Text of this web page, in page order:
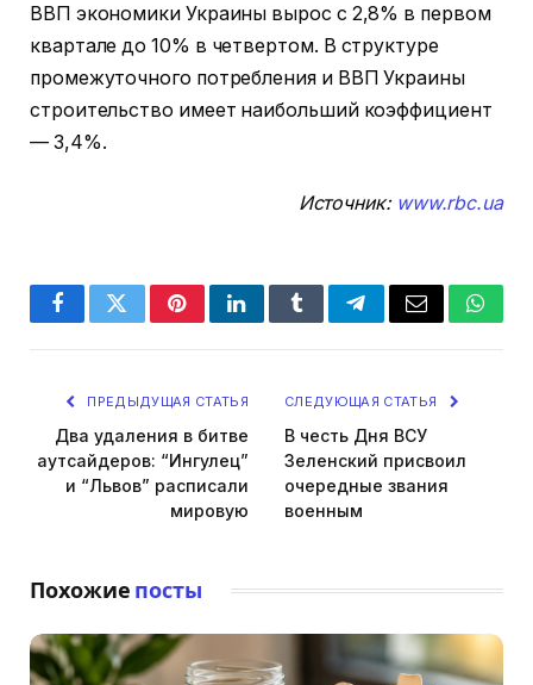
ВВП экономики Украины вырос с 2,8% в первом
квартале до 10% в четвертом. В структуре
промежуточного потребления и ВВП Украины
строительство имеет наибольший коэффициент
— 3,4%.
Источник: www.rbc.ua
FacebookTwitterPinterestLinkedInTumblrTelegramEmail
ПРЕДЫДУЩАЯ СТАТЬЯ
Два удаления в битве
аутсайдеров: “Ингулец”
и “Львов” расписали
мировую
СЛЕДУЮЩАЯ СТАТЬЯ
В честь Дня ВСУ
Зеленский присвоил
очередные звания
военным
Похожие посты